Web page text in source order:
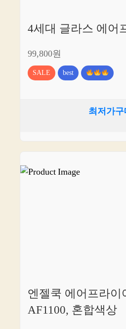
4세대 글라스 에어
99,800원
SALE best
최저가구
엔젤쿡 에어프라이
AF1100, 혼합색상